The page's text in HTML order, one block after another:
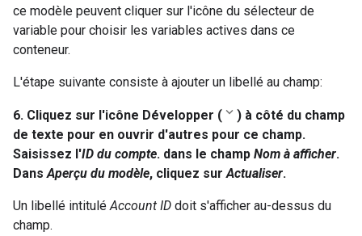
ce modèle peuvent cliquer sur l'icône du sélecteur de
variable pour choisir les variables actives dans ce
conteneur.
L'étape suivante consiste à ajouter un libellé au champ:
6. Cliquez sur l'icône Développer (
) à côté du champ
de texte pour en ouvrir d'autres pour ce champ.
Saisissez l'ID du compte. dans le champ Nom à afficher.
DansAperçu du modèle, cliquez surActualiser.
Un libellé intituléAccount ID doit s'afficher au-dessus du
champ.